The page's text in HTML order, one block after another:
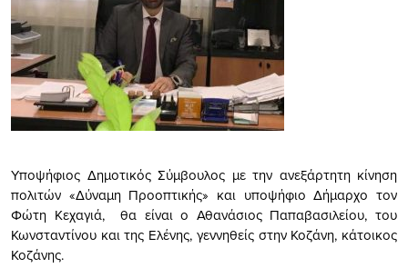
Υποψήφιος Δημοτικός Σύμβουλος με την ανεξάρτητη κίνηση
πολιτών «Δύναμη Προοπτικής» και υποψήφιο Δήμαρχο τον
Φώτη Κεχαγιά, θα είναι ο Αθανάσιος Παπαβασιλείου, του
Κωνσταντίνου και της Ελένης, γεννηθείς στην Κοζάνη, κάτοικος
Κοζάνης.